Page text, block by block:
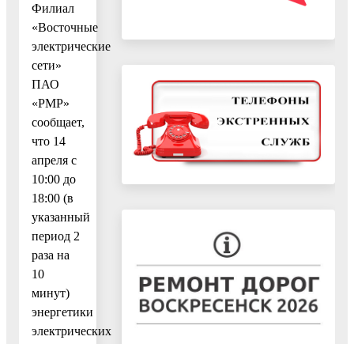
Филиал
«Восточные
электрические
сети»
ПАО
«РМР»
сообщает,
что 14
апреля с
10:00 до
18:00 (в
указанный
период 2
раза на
10
минут)
энергетики
электрических